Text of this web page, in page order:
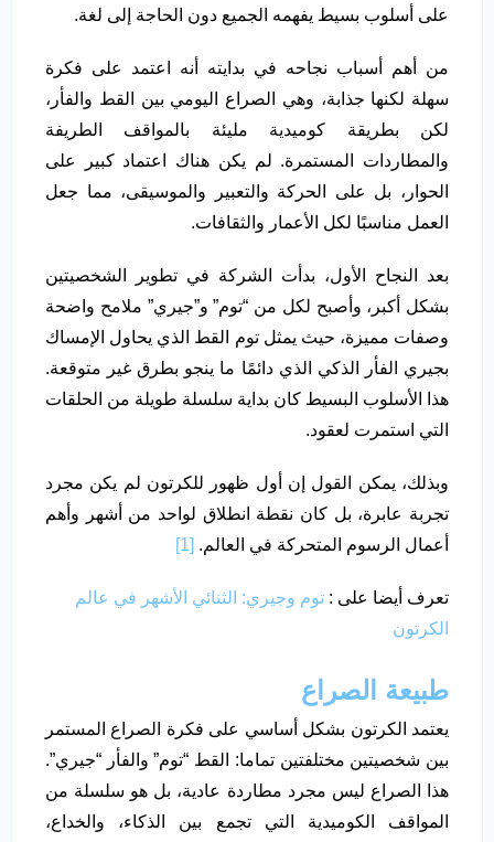
على أسلوب بسيط يفهمه الجميع دون الحاجة إلى لغة.
من أهم أسباب نجاحه في بدايته أنه اعتمد على فكرة
سهلة لكنها جذابة، وهي الصراع اليومي بين القط والفأر،
لكن بطريقة كوميدية مليئة بالمواقف الطريفة
والمطاردات المستمرة. لم يكن هناك اعتماد كبير على
الحوار، بل على الحركة والتعبير والموسيقى، مما جعل
العمل مناسبًا لكل الأعمار والثقافات.
بعد النجاح الأول، بدأت الشركة في تطوير الشخصيتين
بشكل أكبر، وأصبح لكل من “توم” و”جيري” ملامح واضحة
وصفات مميزة، حيث يمثل توم القط الذي يحاول الإمساك
بجيري الفأر الذكي الذي دائمًا ما ينجو بطرق غير متوقعة.
هذا الأسلوب البسيط كان بداية سلسلة طويلة من الحلقات
التي استمرت لعقود.
وبذلك، يمكن القول إن أول ظهور للكرتون لم يكن مجرد
تجربة عابرة، بل كان نقطة انطلاق لواحد من أشهر وأهم
أعمال الرسوم المتحركة في العالم. [1]
تعرف أيضا على : توم وجيري: الثنائي الأشهر في عالم
الكرتون
طبيعة الصراع
يعتمد الكرتون بشكل أساسي على فكرة الصراع المستمر
بين شخصيتين مختلفتين تماما: القط “توم” والفأر “جيري”.
هذا الصراع ليس مجرد مطاردة عادية، بل هو سلسلة من
المواقف الكوميدية التي تجمع بين الذكاء، والخداع،